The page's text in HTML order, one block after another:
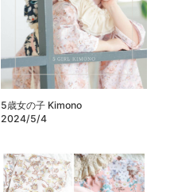
5歳女の子 Kimono
2024/5/4